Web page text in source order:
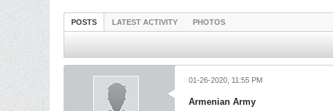
POSTS LATEST ACTIVITY PHOTOS
01-26-2020, 11:55 PM
Armenian Army